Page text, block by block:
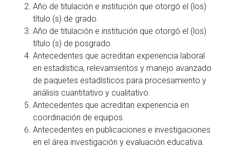
Año de titulación e institución que otorgó el (los)
título (s) de grado.
Año de titulación e institución que otorgó el (los)
título (s) de posgrado.
Antecedentes que acreditan experiencia laboral
en estadística, relevamientos y manejo avanzado
de paquetes estadísticos para procesamiento y
análisis cuantitativo y cualitativo.
Antecedentes que acreditan experiencia en
coordinación de equipos.
Antecedentes en publicaciones e investigaciones
en el área investigación y evaluación educativa.